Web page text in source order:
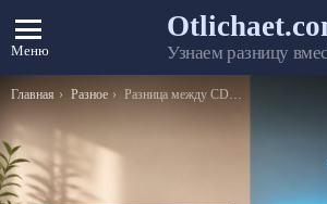
Меню Узнаем разницу
Вы здесь:
Главная Разное Разница между CD и MP3